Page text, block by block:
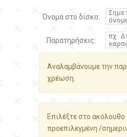
Όνομα στο δίσκο:
Παρατηρήσεις:
Αναλαμβάνουμε την
χρέωση.
Επιλέξτε στο
προεπιλεγμένη /